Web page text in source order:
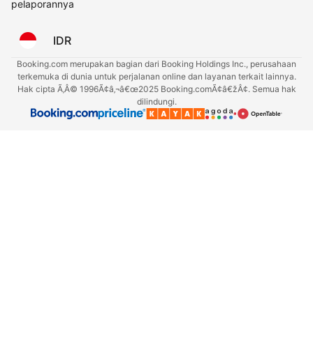
pelaporannya
IDR
Booking.com merupakan bagian dari Booking Holdings Inc., perusahaan
terkemuka di dunia untuk perjalanan online dan layanan terkait lainnya.
Hak cipta Ã‚Â© 1996Ã¢â‚¬â€œ2025 Booking.comÃ¢â€žÂ¢. Semua hak
dilindungi.